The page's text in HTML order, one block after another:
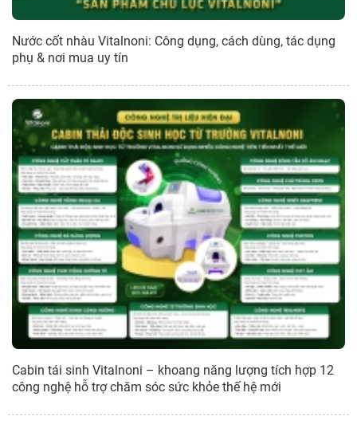
Nước cốt nhàu Vitalnoni: Công dụng, cách dùng, tác dụng
phụ & nơi mua uy tín
Cabin tái sinh Vitalnoni – khoang năng lượng tích hợp 12
công nghệ hỗ trợ chăm sóc sức khỏe thế hệ mới